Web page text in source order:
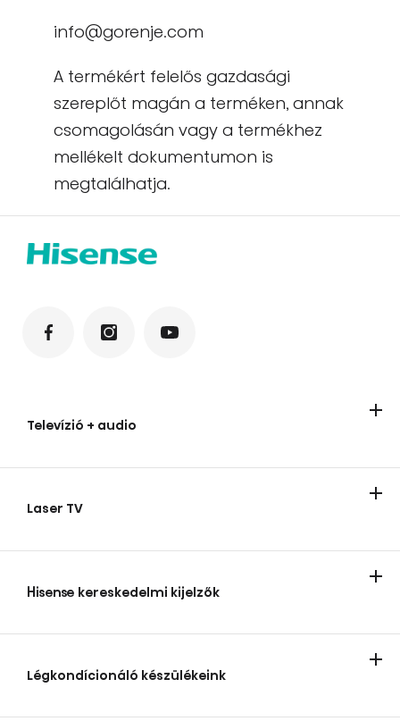
info@gorenje.com
A termékért felelős gazdasági
szereplőt magán a terméken, annak
csomagolásán vagy a termékhez
mellékelt dokumentumon is
megtalálhatja.
Televízió + audio
Laser TV
Hisense kereskedelmi kijelzők
Légkondícionáló készülékeink